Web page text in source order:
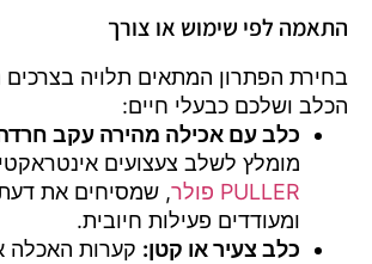
התאמה לפי שימוש או צורך
בחירת הפתרון המתאים תלויה
הכלב ושלכם כבעלי חיים:
כלב עם אכילה מהירה עקב
מומלץ לשלב צעצועים
PULLER פולר
, שמסיחים את
ומעודדים פעילות חיובית.
כלב צעיר או קטן: קערות האכלה